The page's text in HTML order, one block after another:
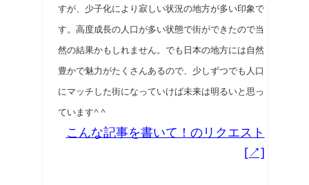
すが、少子化により寂しい状況の地方が多い印象で
す。高度成長の人口が多い状態で街ができたので当
然の結果かもしれません。でも日本の地方には自然
豊かで魅力がたくさんあるので、少しずつでも人口
にマッチした街になっていけば未来は明るいと思っ
ています^ ^
こんな記事を書いて！のリクエスト
[↗]